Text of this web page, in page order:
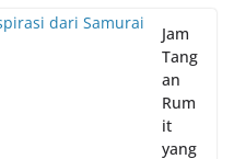
Jam
Tang
an
Rum
it
yang